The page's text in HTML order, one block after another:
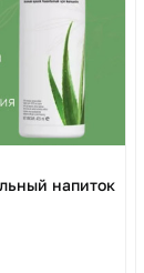
напиток